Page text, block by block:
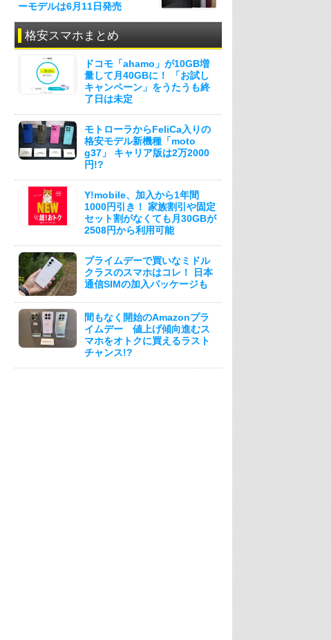
ーモデルは6月11日発売
格安スマホまとめ
ドコモ「ahamo」が10GB増
量して月40GBに！ 「お試し
キャンペーン」をうたうも終
了日は未定
モトローラからFeliCa入りの
格安モデル新機種「moto
g37」 キャリア版は2万2000
円!?
Y!mobile、加入から1年間
1000円引き！ 家族割引や固定
セット割がなくても月30GBが
2508円から利用可能
プライムデーで買いなミドル
クラスのスマホはコレ！ 日本
通信SIMの加入パッケージも
間もなく開始のAmazonプラ
イムデー 値上げ傾向進むス
マホをオトクに買えるラスト
チャンス!?